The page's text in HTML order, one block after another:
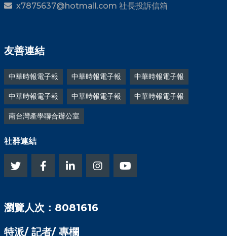
x7875637@hotmail.com 社長投訴信箱
友善連結
中華時報電子報 中華時報電子報 中華時報電子報
中華時報電子報 中華時報電子報 中華時報電子報
南台灣產學聯合辦公室
社群連結
瀏覽人次：8081616
特派/ 記者/ 專欄